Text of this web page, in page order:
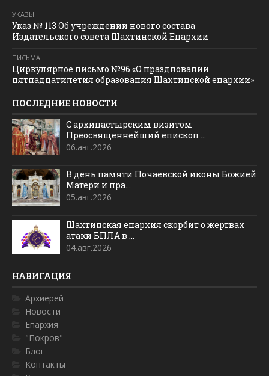
УКАЗЫ
Указ № 113 Об учреждении нового состава
Издательского совета Шахтинской Епархии
ПИСЬМА
Циркулярное письмо №96 «О праздновании
пятнадцатилетия образования Шахтинской епархии»
ПОСЛЕДНИЕ НОВОСТИ
С архипастырским визитом
Преосвященнейший епископ ...
06.авг.2026
В день памяти Почаевской иконы Божией
Матери и пра...
05.авг.2026
Шахтинская епархия скорбит о жертвах
атаки БПЛА в ...
04.авг.2026
НАВИГАЦИЯ
Архиерей
Новости
Епархия
"Покров"
Блог
Контакты